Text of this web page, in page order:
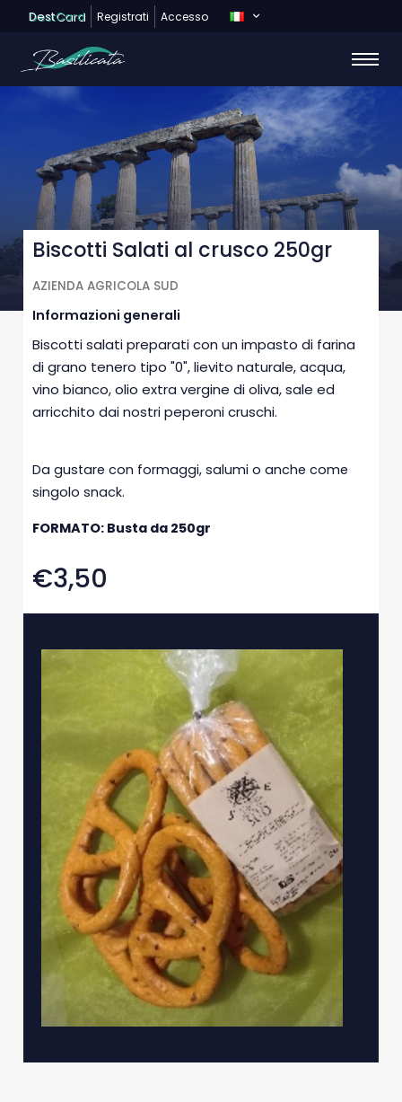
DestCard Registrati Accesso
Biscotti Salati al crusco 250gr
AZIENDA AGRICOLA SUD
Informazioni generali
Biscotti salati preparati con un impasto di farina
di grano tenero tipo "0", lievito naturale, acqua,
vino bianco, olio extra vergine di oliva, sale ed
arricchito dai nostri peperoni cruschi.
Da gustare con formaggi, salumi o anche come
singolo snack.
FORMATO: Busta da 250gr
€3,50